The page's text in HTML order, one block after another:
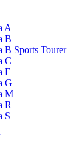
A
B
B Sports Tourer
C
E
G
M
R
S